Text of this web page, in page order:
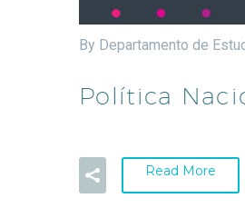
By Departamento de
Política
Read More